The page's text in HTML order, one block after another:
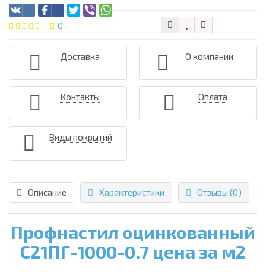
0
Доставка О компании
Контакты Оплата
Виды покрытий
Описание Характеристики Отзывы (0)
Профнастил оцинкованный
С21ПГ-1000-0.7 цена за м2